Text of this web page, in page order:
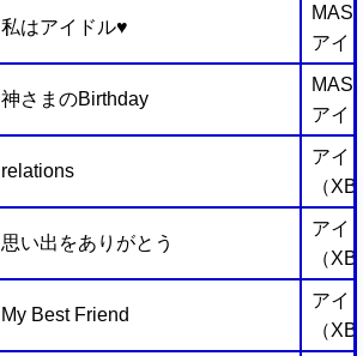
私はアイドル♥
アイ
神さまのBirthday
アイ
relations
アイ
（
思い出をありがとう
アイ
（
My Best Friend
アイ
（